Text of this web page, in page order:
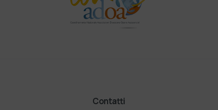
Contatti